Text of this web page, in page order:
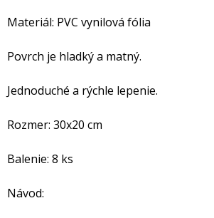
Materiál: PVC vynilová fólia
Povrch je hladký a matný.
Jednoduché a rýchle lepenie.
Rozmer: 30x20 cm
Balenie: 8 ks
Návod: